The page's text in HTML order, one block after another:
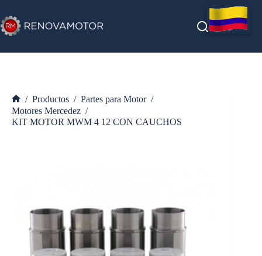
al
contenido
Inicio
/ Productos / Partes para Motor /
Motores Mercedez /
KIT MOTOR MWM 4 12 CON CAUCHOS